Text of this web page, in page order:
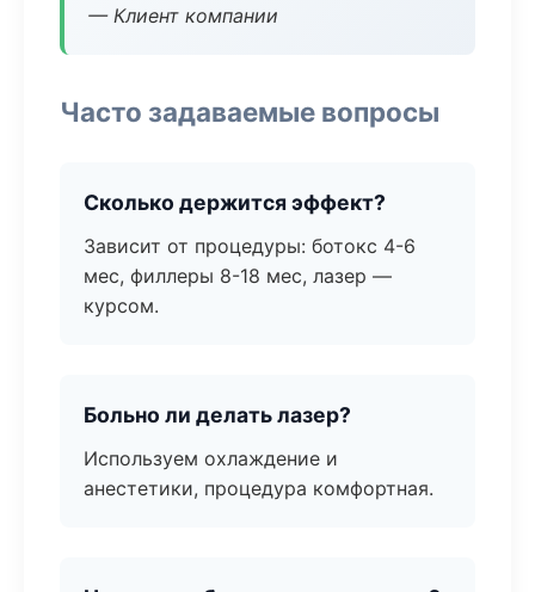
— Клиент компании
Часто задаваемые вопросы
Сколько держится эффект?
Зависит от процедуры: ботокс 4-6
мес, филлеры 8-18 мес, лазер —
курсом.
Больно ли делать лазер?
Используем охлаждение и
анестетики, процедура комфортная.